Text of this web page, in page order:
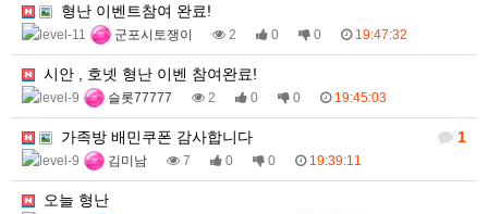
형난 이벤트참여 완료!
군포시토쟁이 2 0 0 19:47:32
시안 , 호넷 형난 이벤 참여완료!
슬롯77777 2 0 0 19:45:03
1
가족방 배민쿠폰 감사합니다
김미남 7 0 0 19:39:11
오늘 형난